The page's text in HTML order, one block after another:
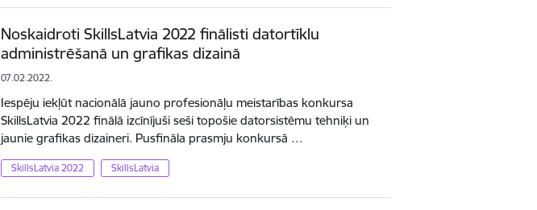
Noskaidroti SkillsLatvia 2022 finālisti datortīklu
administrēšanā un grafikas dizainā
07.02.2022.
Iespēju iekļūt nacionālā jauno profesionāļu meistarības konkursa
SkillsLatvia 2022 finālā izcīnījuši seši topošie datorsistēmu tehniķi un
jaunie grafikas dizaineri. Pusfināla prasmju konkursā …
SkillsLatvia 2022 SkillsLatvia